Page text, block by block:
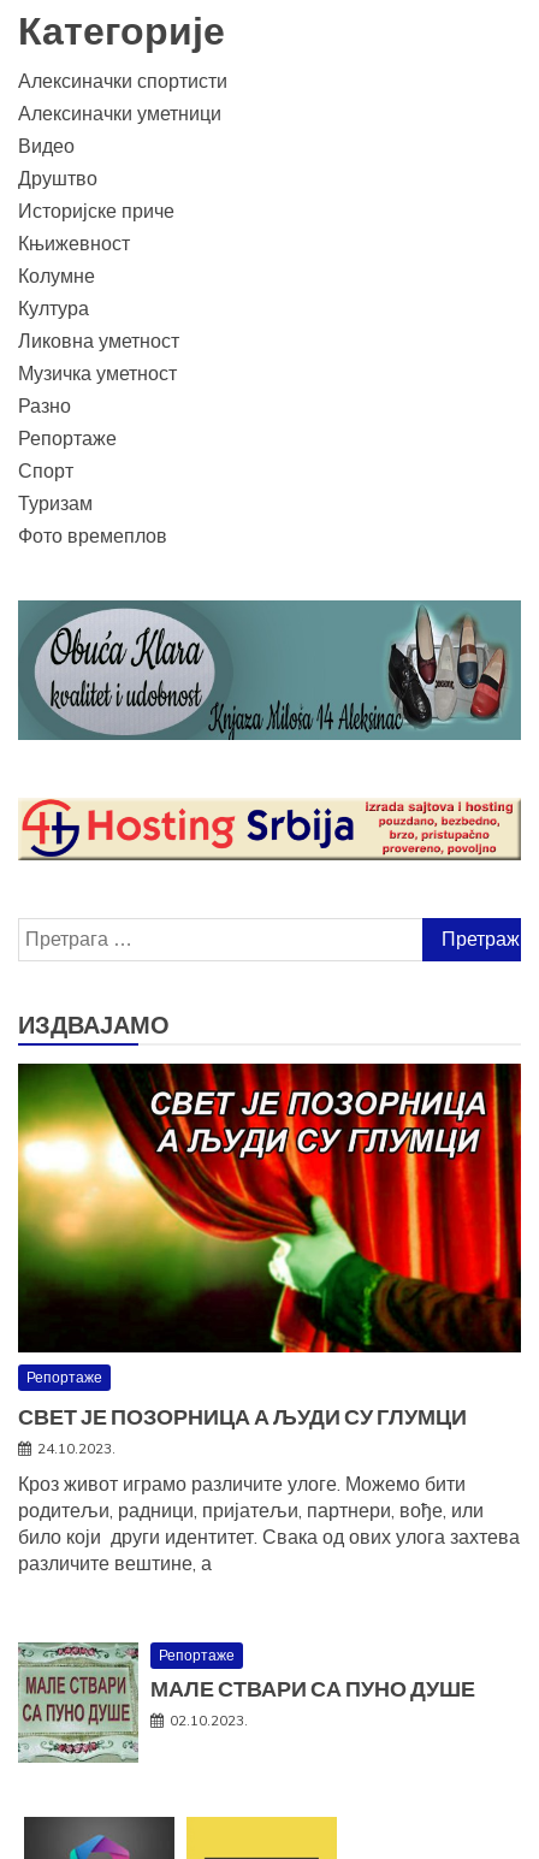
Категорије
Алексиначки спортисти
Алексиначки уметници
Видео
Друштво
Историјске приче
Књижевност
Колумне
Култура
Ликовна уметност
Музичка уметност
Разно
Репортаже
Спорт
Туризам
Фото времеплов
Претрага
за:
ИЗДВАЈАМО
Репортаже
СВЕТ ЈЕ ПОЗОРНИЦА А ЉУДИ СУ ГЛУМЦИ
24.10.2023.
Кроз живот играмо различите улоге. Можемо бити
родитељи, радници, пријатељи, партнери, вође, или
било који други идентитет. Свака од ових улога захтева
различите вештине, а
Репортаже
МАЛЕ СТВАРИ СА ПУНО ДУШЕ
02.10.2023.